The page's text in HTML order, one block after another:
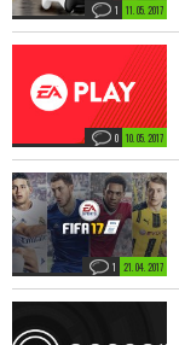
11. 05. 2017
1
10. 05. 2017
0
21. 04. 2017
1